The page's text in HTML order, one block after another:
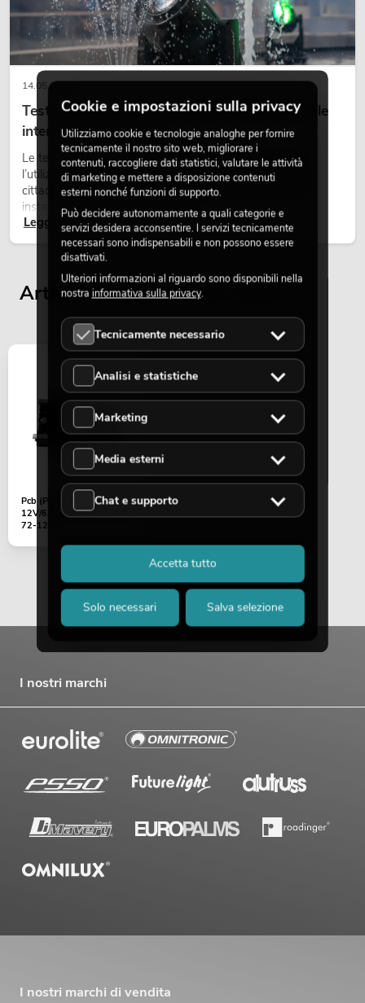
14.05.2026
Teste mobili outdoor: teste mobili resistenti alle
intemperie per eventi
Le teste mobili outdoor sono proiettori motorizzati per
l’utilizzo all’aperto. Vengono impiegate in festival, feste
cittadine, concerti open-air, allestimenti architetturali e
installazioni temporanee all’esterno.
Leggi ora
Articoli visualizzati per ultimi
Pcb (Power supply)
12V/6A SD-201 DMX (JY-
72-12)
I nostri marchi
I nostri marchi di vendita
Cookie e impostazioni sulla privacy
Utilizziamo cookie e tecnologie analoghe per fornire
tecnicamente il nostro sito web, migliorare i
contenuti, raccogliere dati statistici, valutare le attività
di marketing e mettere a disposizione contenuti
esterni nonché funzioni di supporto.
Può decidere autonomamente a quali categorie e
servizi desidera acconsentire. I servizi tecnicamente
necessari sono indispensabili e non possono essere
disattivati.
Ulteriori informazioni al riguardo sono disponibili nella
nostra informativa sulla privacy.
Tecnicamente necessario
Analisi e statistiche
Marketing
Media esterni
Chat e supporto
Solo necessari Salva selezione
Accetta tutto